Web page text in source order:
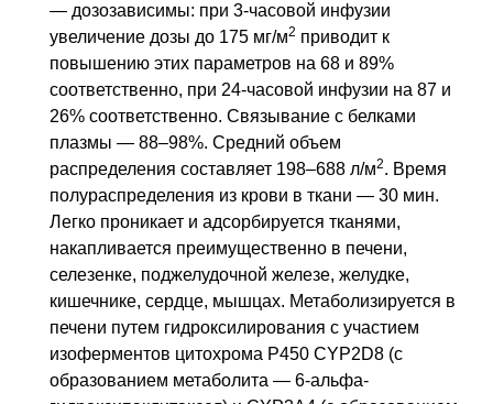
— дозозависимы: при 3-часовой инфузии
увеличение дозы до 175 мг/м2 приводит к
повышению этих параметров на 68 и 89%
соответственно, при 24-часовой инфузии на 87 и
26% соответственно. Связывание с белками
плазмы — 88–98%. Средний объем
распределения составляет 198–688 л/м2. Время
полураспределения из крови в ткани — 30 мин.
Легко проникает и адсорбируется тканями,
накапливается преимущественно в печени,
селезенке, поджелудочной железе, желудке,
кишечнике, сердце, мышцах. Метаболизируется в
печени путем гидроксилирования с участием
изоферментов цитохрома P450 CYP2D8 (с
образованием метаболита — 6-альфа-